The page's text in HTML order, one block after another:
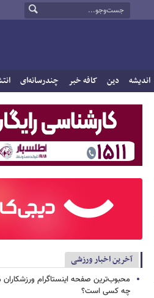
اندیشه دین کافه خبر چندرسانه‌ای
آخرین اخبار ورزشی
محبوب‌ترین صفحه اینستاگرام ورزشکاران
چه کسی است؟